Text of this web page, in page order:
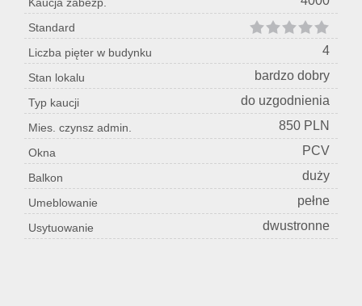
Kaucja zabezp.
Standard
Liczba pięter w budynku
4
Stan lokalu bardzo dobry
Typ kaucji do uzgodnienia
Mies. czynsz admin. 850 PLN
Okna PCV
Balkon duży
Umeblowanie pełne
Usytuowanie dwustronne